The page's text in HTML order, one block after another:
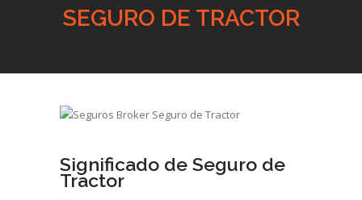
SEGURO DE TRACTOR
Significado de Seguro de
Tractor